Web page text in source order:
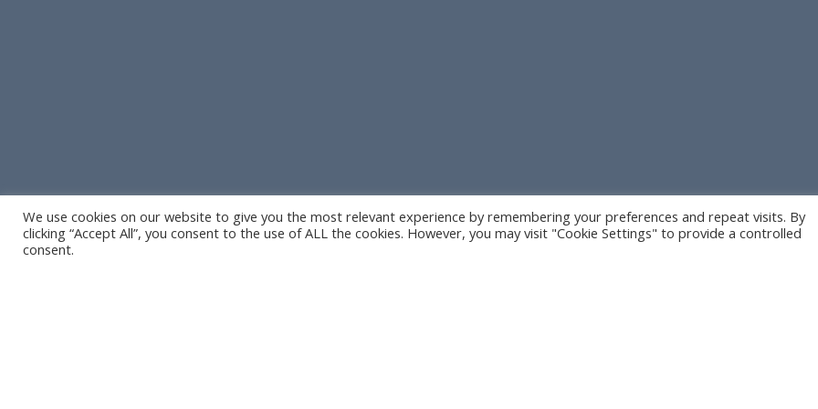
Contact
We use cookies on our website to give you the most relevant experience by remembering your preferences and repeat visits. By
clicking “Accept All”, you consent to the use of ALL the cookies. However, you may visit "Cookie Settings" to provide a controlled
consent.